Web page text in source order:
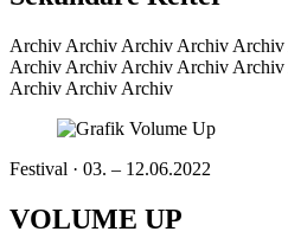
Archiv Archiv Archiv Archiv
Archiv Archiv Archiv Archiv
Archiv Archiv Archiv
Festival · 03. – 12.06.2022
VOLUME UP